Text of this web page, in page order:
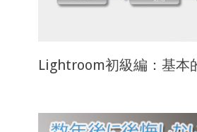
Lightroom初級編：基本